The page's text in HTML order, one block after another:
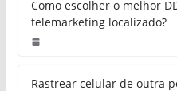
Como